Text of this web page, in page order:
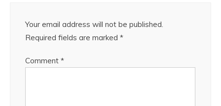
Your email address will not be published.
Required fields are marked *
Comment *